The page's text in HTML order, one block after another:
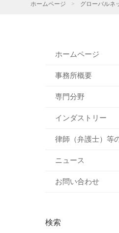
ホームページ > グローバルネ
ホームページ
事務所概要
専門分野
インダストリー
律師（弁護士）等
ニュース
お問い合わせ
検索